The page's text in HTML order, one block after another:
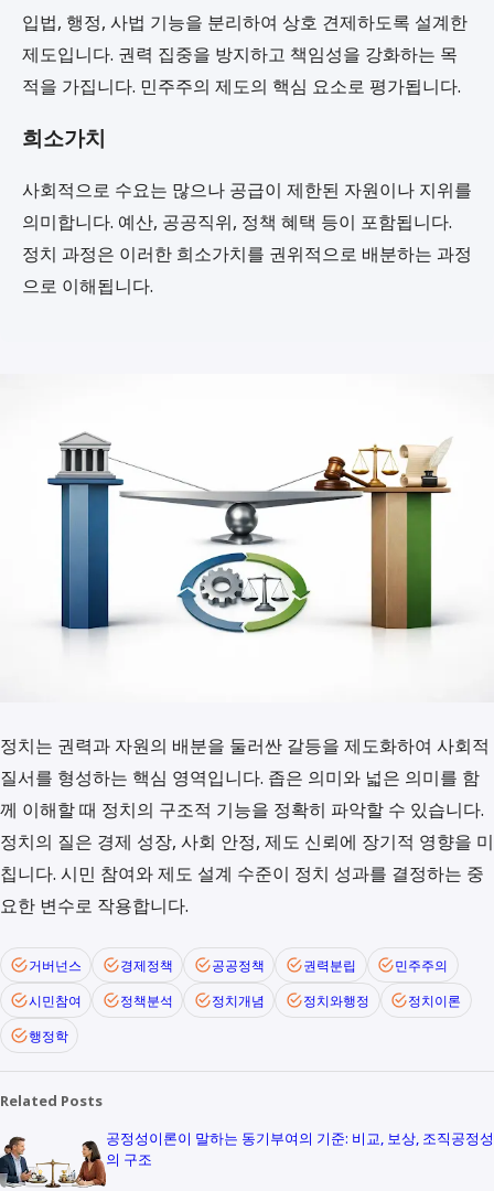
입법, 행정, 사법 기능을 분리하여 상호 견제하도록 설계한
제도입니다. 권력 집중을 방지하고 책임성을 강화하는 목
적을 가집니다. 민주주의 제도의 핵심 요소로 평가됩니다.
희소가치
사회적으로 수요는 많으나 공급이 제한된 자원이나 지위를
의미합니다. 예산, 공공직위, 정책 혜택 등이 포함됩니다.
정치 과정은 이러한 희소가치를 권위적으로 배분하는 과정
으로 이해됩니다.
정치는 권력과 자원의 배분을 둘러싼 갈등을 제도화하여 사회적
질서를 형성하는 핵심 영역입니다. 좁은 의미와 넓은 의미를 함
께 이해할 때 정치의 구조적 기능을 정확히 파악할 수 있습니다.
정치의 질은 경제 성장, 사회 안정, 제도 신뢰에 장기적 영향을 미
칩니다. 시민 참여와 제도 설계 수준이 정치 성과를 결정하는 중
요한 변수로 작용합니다.
거버넌스 경제정책 공공정책 권력분립
민주주의
시민참여
정책분석 정치개념 정치와행정
정치이론
행정학
Related Posts
공정성이론이 말하는 동기부여의 기준: 비교, 보상, 조직공정성
의 구조